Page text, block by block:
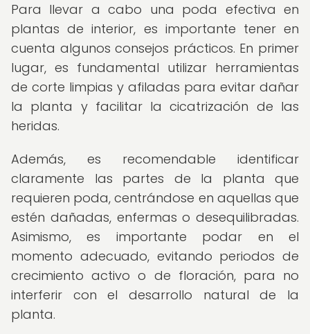
Para llevar a cabo una poda efectiva en
plantas de interior, es importante tener en
cuenta algunos consejos prácticos. En primer
lugar, es fundamental utilizar herramientas
de corte limpias y afiladas para evitar dañar
la planta y facilitar la cicatrización de las
heridas.
Además, es recomendable identificar
claramente las partes de la planta que
requieren poda, centrándose en aquellas que
estén dañadas, enfermas o desequilibradas.
Asimismo, es importante podar en el
momento adecuado, evitando periodos de
crecimiento activo o de floración, para no
interferir con el desarrollo natural de la
planta.